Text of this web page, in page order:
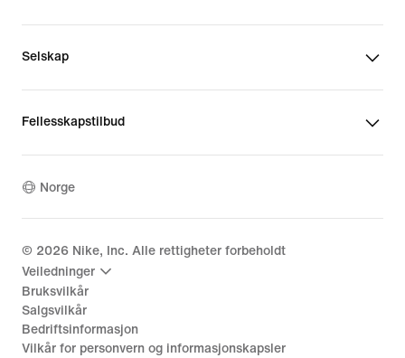
Selskap
Fellesskapstilbud
Norge
© 2026 Nike, Inc. Alle rettigheter forbeholdt
Veiledninger
Bruksvilkår
Salgsvilkår
Bedriftsinformasjon
Vilkår for personvern og informasjonskapsler